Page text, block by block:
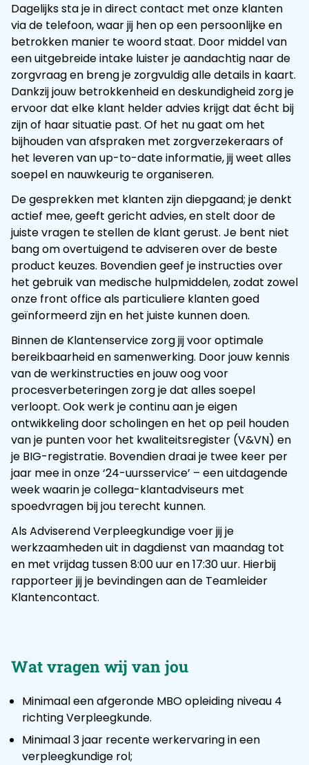
Dagelijks sta je in direct contact met onze klanten
via de telefoon, waar jij hen op een persoonlijke en
betrokken manier te woord staat. Door middel van
een uitgebreide intake luister je aandachtig naar de
zorgvraag en breng je zorgvuldig alle details in kaart.
Dankzij jouw betrokkenheid en deskundigheid zorg je
ervoor dat elke klant helder advies krijgt dat écht bij
zijn of haar situatie past. Of het nu gaat om het
bijhouden van afspraken met zorgverzekeraars of
het leveren van up-to-date informatie, jij weet alles
soepel en nauwkeurig te organiseren.
De gesprekken met klanten zijn diepgaand; je denkt
actief mee, geeft gericht advies, en stelt door de
juiste vragen te stellen de klant gerust. Je bent niet
bang om overtuigend te adviseren over de beste
product keuzes. Bovendien geef je instructies over
het gebruik van medische hulpmiddelen, zodat zowel
onze front office als particuliere klanten goed
geïnformeerd zijn en het juiste kunnen doen.
Binnen de Klantenservice zorg jij voor optimale
bereikbaarheid en samenwerking. Door jouw kennis
van de werkinstructies en jouw oog voor
procesverbeteringen zorg je dat alles soepel
verloopt. Ook werk je continu aan je eigen
ontwikkeling door scholingen en het op peil houden
van je punten voor het kwaliteitsregister (V&VN) en
je BIG-registratie. Bovendien draai je twee keer per
jaar mee in onze ‘24-uursservice’ – een uitdagende
week waarin je collega-klantadviseurs met
spoedvragen bij jou terecht kunnen.
Als Adviserend Verpleegkundige voer jij je
werkzaamheden uit in dagdienst van maandag tot
en met vrijdag tussen 8:00 uur en 17:30 uur. Hierbij
rapporteer jij je bevindingen aan de Teamleider
Klantencontact.
Wat vragen wij van jou
Minimaal een afgeronde MBO opleiding niveau 4
richting Verpleegkunde.
Minimaal 3 jaar recente werkervaring in een
verpleegkundige rol;